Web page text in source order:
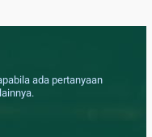
ada pertanyaan